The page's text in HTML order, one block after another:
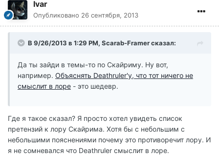
Ivar
Опубликовано 26 сентября, 2013
В 9/26/2013 в 1:29 PM, Scarab-Framer сказал:
Да ты зайди в темы-то по Скайриму. Ну вот,
например. Объяснять Deathruler'у, что тот ничего не
смыслит в лоре - это шедевр.
Где я такое сказал? Я просто хотел увидеть список
претензий к лору Скайрима. Хотя бы с небольшим с
небольшими пояснениями почему это противоречит лору. И
я не сомневался что Deathruler смыслит в лоре.